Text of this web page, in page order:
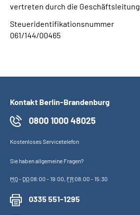
vertreten durch die Geschäftsleitung.
Steueridentifikationsnummer
061/144/00465
Kontakt Berlin-Brandenburg
0800 1000 48025
Kostenloses Servicetelefon
Sie haben allgemeine Fragen?
MO- DO08:00 - 19:00, FR08:00 - 15:30
0335 551-1295